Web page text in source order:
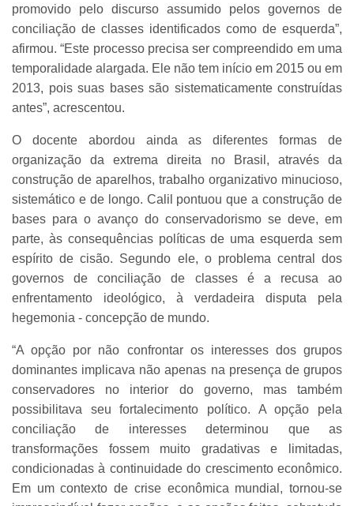
promovido pelo discurso assumido pelos governos de
conciliação de classes identificados como de esquerda”,
afirmou. “Este processo precisa ser compreendido em uma
temporalidade alargada. Ele não tem início em 2015 ou em
2013, pois suas bases são sistematicamente construídas
antes”, acrescentou.
O docente abordou ainda as diferentes formas de
organização da extrema direita no Brasil, através da
construção de aparelhos, trabalho organizativo minucioso,
sistemático e de longo. Calil pontuou que a construção de
bases para o avanço do conservadorismo se deve, em
parte, às consequências políticas de uma esquerda sem
espírito de cisão. Segundo ele, o problema central dos
governos de conciliação de classes é a recusa ao
enfrentamento ideológico, à verdadeira disputa pela
hegemonia - concepção de mundo.
“A opção por não confrontar os interesses dos grupos
dominantes implicava não apenas na presença de grupos
conservadores no interior do governo, mas também
possibilitava seu fortalecimento político. A opção pela
conciliação de interesses determinou que as
transformações fossem muito gradativas e limitadas,
condicionadas à continuidade do crescimento econômico.
Em um contexto de crise econômica mundial, tornou-se